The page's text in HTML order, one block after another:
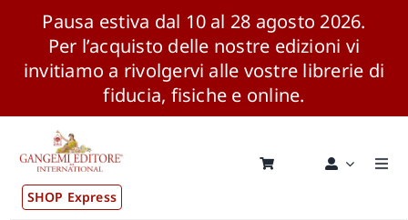
Pausa estiva dal 10 al 28 agosto 2026.
Per l’acquisto delle nostre edizioni vi
invitiamo a rivolgervi alle vostre librerie di
fiducia, fisiche e online.
contenuto
SHOP Express
Pubblicazioni